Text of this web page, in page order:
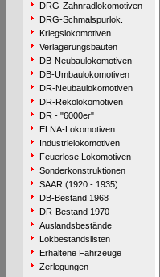
DRG-Zahnradlokomotiven
DRG-Schmalspurlok.
Kriegslokomotiven
Verlagerungsbauten
DB-Neubaulokomotiven
DB-Umbaulokomotiven
DR-Neubaulokomotiven
DR-Rekolokomotiven
DR - "6000er"
ELNA-Lokomotiven
Industrielokomotiven
Feuerlose Lokomotiven
Sonderkonstruktionen
SAAR (1920 - 1935)
DB-Bestand 1968
DR-Bestand 1970
Auslandsbestände
Lokbestandslisten
Erhaltene Fahrzeuge
Zerlegungen